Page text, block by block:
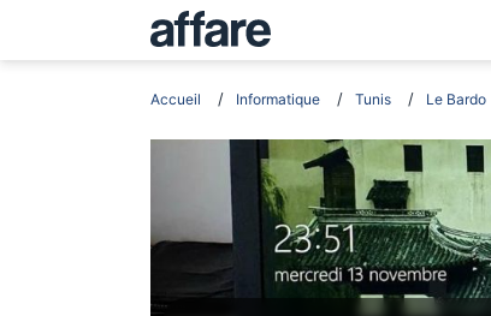
Accueil Informatique Tunis Le Bardo